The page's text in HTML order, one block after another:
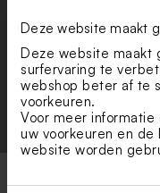
Deze website maakt
Deze website maakt
surfervaring te
webshop beter af te
voorkeuren.
Voor meer informatie
uw voorkeuren en de
website worden
E-mail
Producten